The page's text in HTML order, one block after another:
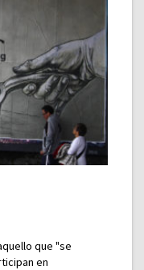
que "se
en